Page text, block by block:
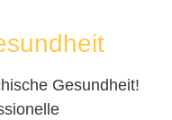
Gesundheit!